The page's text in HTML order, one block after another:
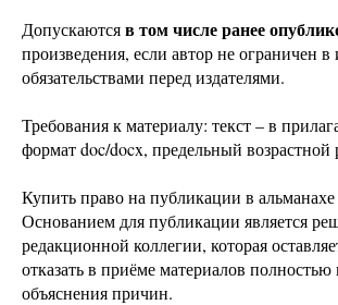
Допускаютсяв том числе ранее
произведения, если автор не ограничен
обязательствами перед издателями.
Требования к материалу: текст – в
формат doc/docx, предельный возрастной
Купить право на публикации в
Основанием для публикации является
редакционной коллегии, которая
отказать в приёме материалов полностью
объяснения причин.